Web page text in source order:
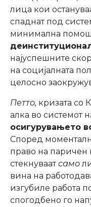
лица кои
спаднат под
минимална
најуспешните
на социјалната
целосно
Петто, кризата со
алка во системот
осигурувањето
Според
право на паричен
стекнуваатсамо
вина на
изгубиле работа
спогодбено го